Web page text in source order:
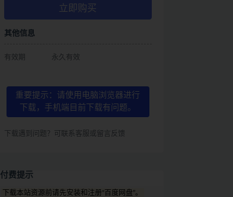
立即购买
其他信息
有效期 永久有效
重要提示：请使用电脑浏览器进行
下载，手机端目前下载有问题。
下载遇到问题？可联系客服或留言反馈
付费提示
下载本站资源前请先安装和注册“百度网盘”。